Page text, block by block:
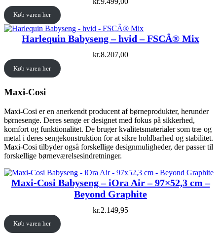
Køb varen her
Harlequin Babyseng – hvid – FSCÂ® Mix
kr.8.207,00
Køb varen her
Maxi-Cosi
Maxi-Cosi er en anerkendt producent af børneprodukter, herunder
børnesenge. Deres senge er designet med fokus på sikkerhed,
komfort og funktionalitet. De bruger kvalitetsmaterialer som træ og
metal i deres sengekonstruktion for at sikre holdbarhed og stabilitet.
Maxi-Cosi tilbyder også forskellige designmuligheder, der passer til
forskellige børneværelsesindretninger.
Maxi-Cosi Babyseng – iOra Air – 97×52,3 cm –
Beyond Graphite
kr.2.149,95
Køb varen her